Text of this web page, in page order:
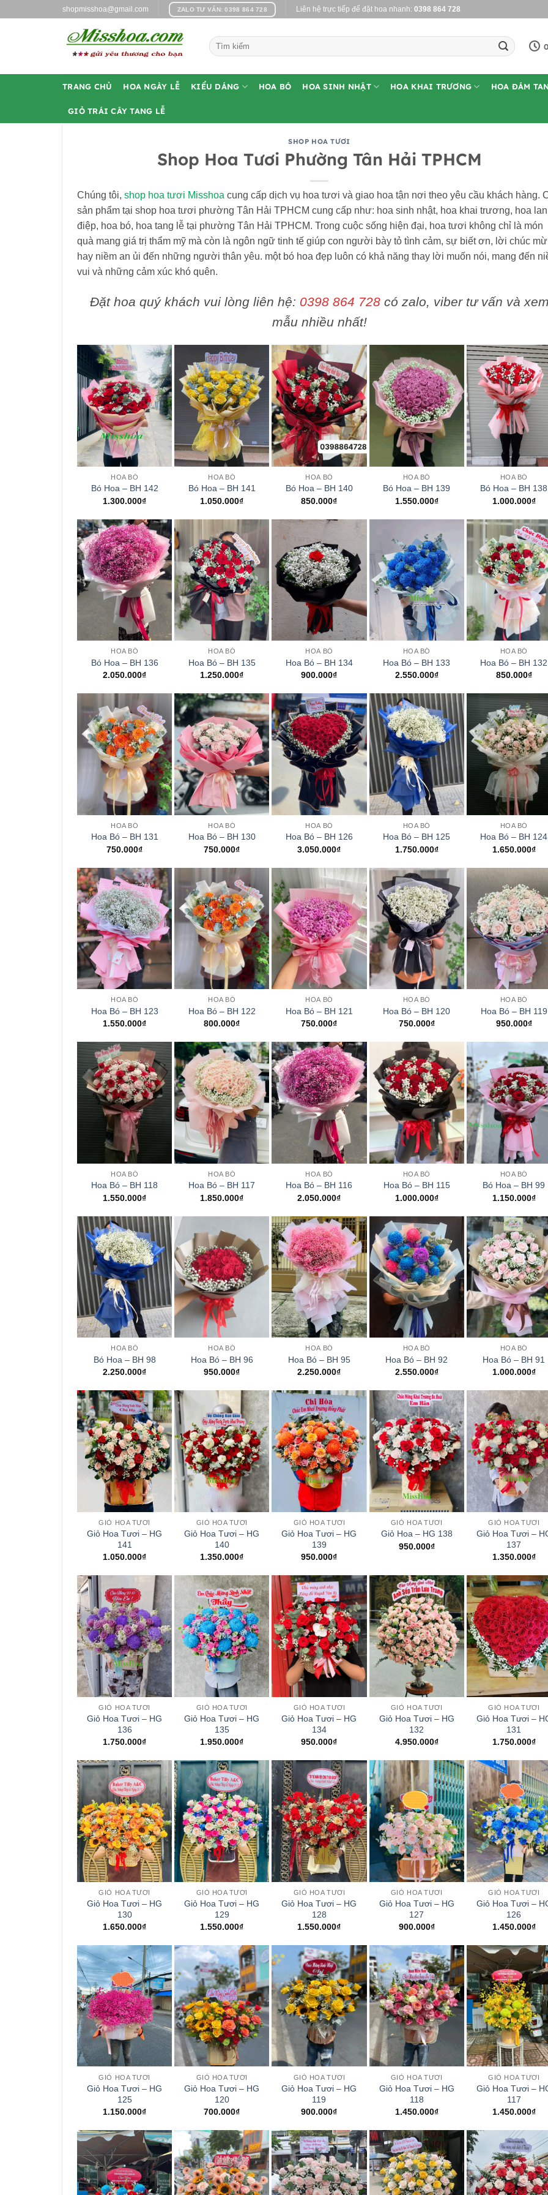
shopmisshoa@gmail.com ZALO TƯ VẤN: 0398 864 728 Liên hệ trực tiếp để đặt hoa nhanh: 0398 864 728
Tìm
kiếm:
TRANG CHỦ HOA NGÀY LỄ KIỂU DÁNG HOA BÓ HOA SINH NHẬT HOA KHAI TRƯƠNG HOA ĐÁM
GIỎ TRÁI CÂY TANG LỄ
SHOP HOA TƯƠI
Shop Hoa Tươi Phường Tân Hải TPHCM
Chúng tôi, shop hoa tươi Misshoa cung cấp dịch vụ hoa tươi và giao hoa tận nơi theo yêu cầu khách hàng.
sản phẩm tại shop hoa tươi phường Tân Hải TPHCM cung cấp như: hoa sinh nhật, hoa khai trương, hoa
điệp, hoa bó, hoa tang lễ tại phường Tân Hải TPHCM. Trong cuộc sống hiện đại, hoa tươi không chỉ là món
quà mang giá trị thẩm mỹ mà còn là ngôn ngữ tinh tế giúp con người bày tỏ tình cảm, sự biết ơn, lời chúc
hay niềm an ủi đến những người thân yêu. một bó hoa đẹp luôn có khả năng thay lời muốn nói, mang đến
vui và những cảm xúc khó quên.
Đặt hoa quý khách vui lòng liên hệ: 0398 864 728có zalo, viber tư vấn và
mẫu nhiều nhất!
HOA BÓ
Bó Hoa – BH 142
1.300.000₫
+
HOA BÓ
Bó Hoa – BH 141
1.050.000₫
+
HOA BÓ
Bó Hoa – BH 140
850.000₫
HOA BÓ
Bó Hoa – BH 139
1.550.000₫
+
HOA BÓ
Bó Hoa – BH 138
1.000.000₫
HOA BÓ
Bó Hoa – BH 136
2.050.000₫
HOA BÓ
Hoa Bó – BH 135
1.250.000₫
HOA BÓ
Hoa Bó – BH 134
900.000₫
HOA BÓ
Hoa Bó – BH 133
2.550.000₫
+
HOA BÓ
Hoa Bó – BH 132
850.000₫
HOA BÓ
Hoa Bó – BH 131
750.000₫
+
HOA BÓ
Hoa Bó – BH 130
750.000₫
HOA BÓ
Hoa Bó – BH 126
3.050.000₫
+
HOA BÓ
Hoa Bó – BH 125
1.750.000₫
HOA BÓ
Hoa Bó – BH 124
1.650.000₫
+
HOA BÓ
Hoa Bó – BH 123
1.550.000₫
HOA BÓ
Hoa Bó – BH 122
800.000₫
HOA BÓ
Hoa Bó – BH 121
750.000₫
+
HOA BÓ
Hoa Bó – BH 120
750.000₫
HOA BÓ
Hoa Bó – BH 119
950.000₫
HOA BÓ
Hoa Bó – BH 118
1.550.000₫
+
HOA BÓ
Hoa Bó – BH 117
1.850.000₫
HOA BÓ
Hoa Bó – BH 116
2.050.000₫
+
HOA BÓ
Hoa Bó – BH 115
1.000.000₫
HOA BÓ
Bó Hoa – BH 99
1.150.000₫
+
HOA BÓ
Bó Hoa – BH 98
2.250.000₫
HOA BÓ
Hoa Bó – BH 96
950.000₫
+
HOA BÓ
Hoa Bó – BH 95
2.250.000₫
HOA BÓ
Hoa Bó – BH 92
2.550.000₫
HOA BÓ
Hoa Bó – BH 91
1.000.000₫
GIỎ HOA TƯƠI
Giỏ Hoa Tươi – HG
141
1.050.000₫
GIỎ HOA TƯƠI
Giỏ Hoa Tươi – HG
140
1.350.000₫
GIỎ HOA TƯƠI
Giỏ Hoa Tươi – HG
139
950.000₫
+
GIỎ HOA TƯƠI
Giỏ Hoa – HG 138
950.000₫
GIỎ HOA TƯƠI
Giỏ Hoa Tươi –
137
1.350.000₫
+
GIỎ HOA TƯƠI
Giỏ Hoa Tươi – HG
136
1.750.000₫
GIỎ HOA TƯƠI
Giỏ Hoa Tươi – HG
135
1.950.000₫
+
GIỎ HOA TƯƠI
Giỏ Hoa Tươi – HG
134
950.000₫
GIỎ HOA TƯƠI
Giỏ Hoa Tươi – HG
132
4.950.000₫
GIỎ HOA TƯƠI
Giỏ Hoa Tươi –
131
1.750.000₫
+
GIỎ HOA TƯƠI
Giỏ Hoa Tươi – HG
130
1.650.000₫
+
GIỎ HOA TƯƠI
Giỏ Hoa Tươi – HG
129
1.550.000₫
+
GIỎ HOA TƯƠI
Giỏ Hoa Tươi – HG
128
1.550.000₫
+
GIỎ HOA TƯƠI
Giỏ Hoa Tươi – HG
127
900.000₫
+
GIỎ HOA TƯƠI
Giỏ Hoa Tươi –
126
1.450.000₫
+
GIỎ HOA TƯƠI
Giỏ Hoa Tươi – HG
125
1.150.000₫
+
GIỎ HOA TƯƠI
Giỏ Hoa Tươi – HG
120
700.000₫
+
GIỎ HOA TƯƠI
Giỏ Hoa Tươi – HG
119
900.000₫
+
GIỎ HOA TƯƠI
Giỏ Hoa Tươi – HG
118
1.450.000₫
+
GIỎ HOA TƯƠI
Giỏ Hoa Tươi –
117
1.450.000₫